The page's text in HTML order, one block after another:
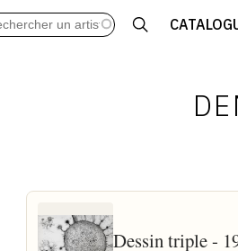
ARCHIVES DES EXPOSITIONS
LIBRAIRIE : LIVRES &
LEXIQUE ARTISTIQUE
Dessin triple -